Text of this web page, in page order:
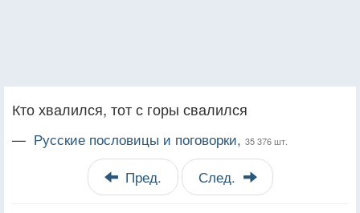
Кто хвалился, тот с горы свалился
— Русские пословицы и поговорки, 35 376 шт.
Пред. След.